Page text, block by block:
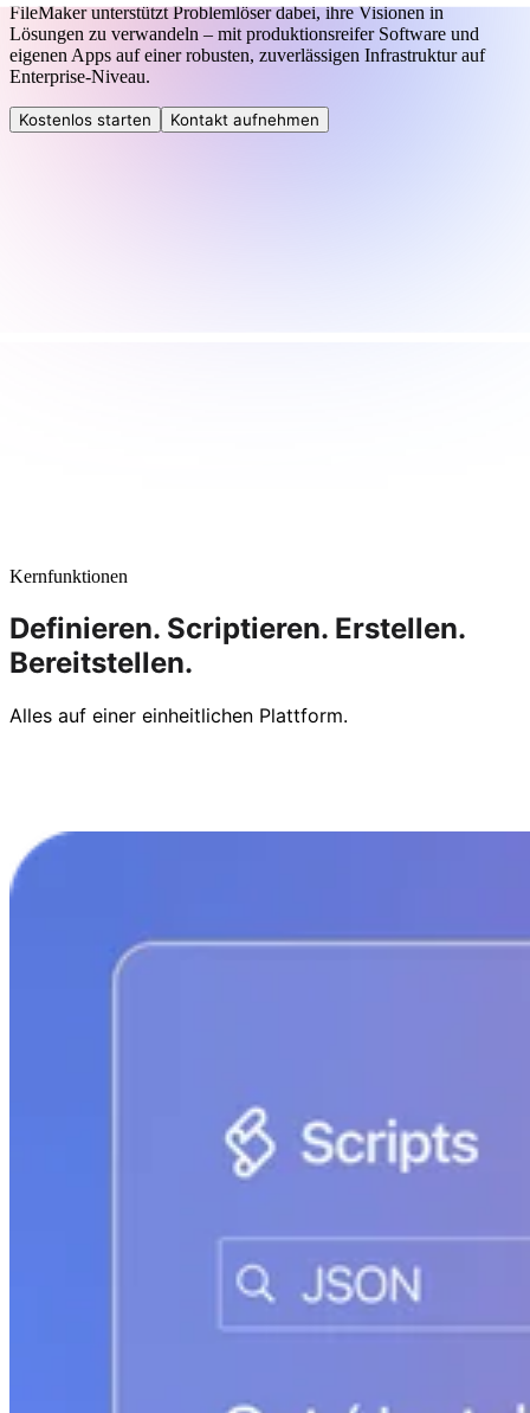
FileMaker unterstützt Problemlöser dabei, ihre Visionen in
Lösungen zu verwandeln – mit produktionsreifer Software und
eigenen Apps auf einer robusten, zuverlässigen Infrastruktur auf
Enterprise-Niveau.
Kostenlos starten Kontakt aufnehmen
Kernfunktionen
Definieren. Scriptieren. Erstellen.
Bereitstellen.
Alles auf einer einheitlichen Plattform.